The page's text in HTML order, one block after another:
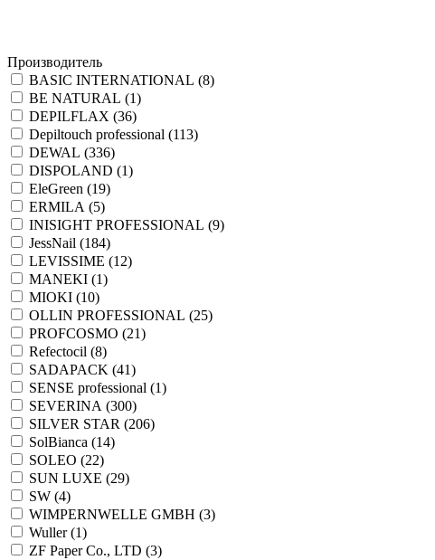
Производитель
BASIC INTERNATIONAL (8)
BE NATURAL (1)
DEPILFLAX (36)
Depiltouch professional (113)
DEWAL (336)
DISPOLAND (1)
EleGreen (19)
ERMILA (5)
INISIGHT PROFESSIONAL (9)
JessNail (184)
LEVISSIME (12)
MANEKI (1)
MIOKI (10)
OLLIN PROFESSIONAL (25)
PROFCOSMO (21)
Refectocil (8)
SADAPACK (41)
SENSE professional (1)
SEVERINA (300)
SILVER STAR (206)
SolBianca (14)
SOLEO (22)
SUN LUXE (29)
SW (4)
WIMPERNWELLE GMBH (3)
Wuller (1)
ZF Paper Co., LTD (3)